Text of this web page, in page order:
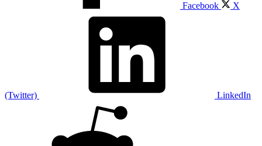
Facebook X
(Twitter) LinkedIn